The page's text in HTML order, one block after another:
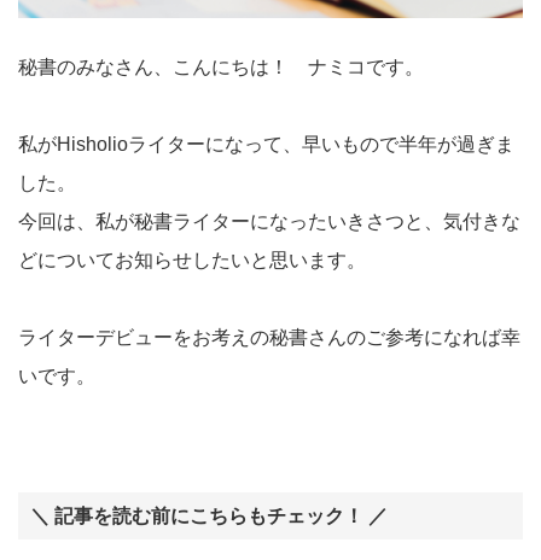
秘書のみなさん、こんにちは！ ナミコです。
私がHisholioライターになって、早いもので半年が過ぎま
した。
今回は、私が秘書ライターになったいきさつと、気付きな
どについてお知らせしたいと思います。
ライターデビューをお考えの秘書さんのご参考になれば幸
いです。
＼ 記事を読む前にこちらもチェック！ ／